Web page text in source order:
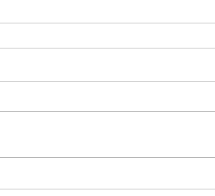
Der Inklusionsradar: Was